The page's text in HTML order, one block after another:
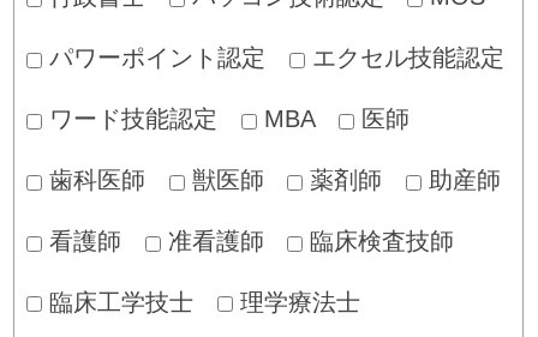
パワーポイント認定 エクセル技能認定
ワード技能認定 MBA 医師
歯科医師 獣医師 薬剤師 助産師
看護師 准看護師 臨床検査技師
臨床工学技士 理学療法士